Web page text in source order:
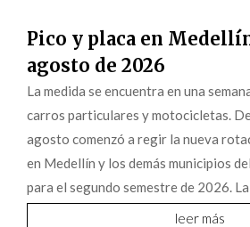
Pico y placa en
agosto de 2026
La medida se encuentra en una
carros particulares y motocicletas.
agosto comenzó a regir la nueva
en Medellín y los demás municipios
para el segundo semestre de 2026. La
leer más